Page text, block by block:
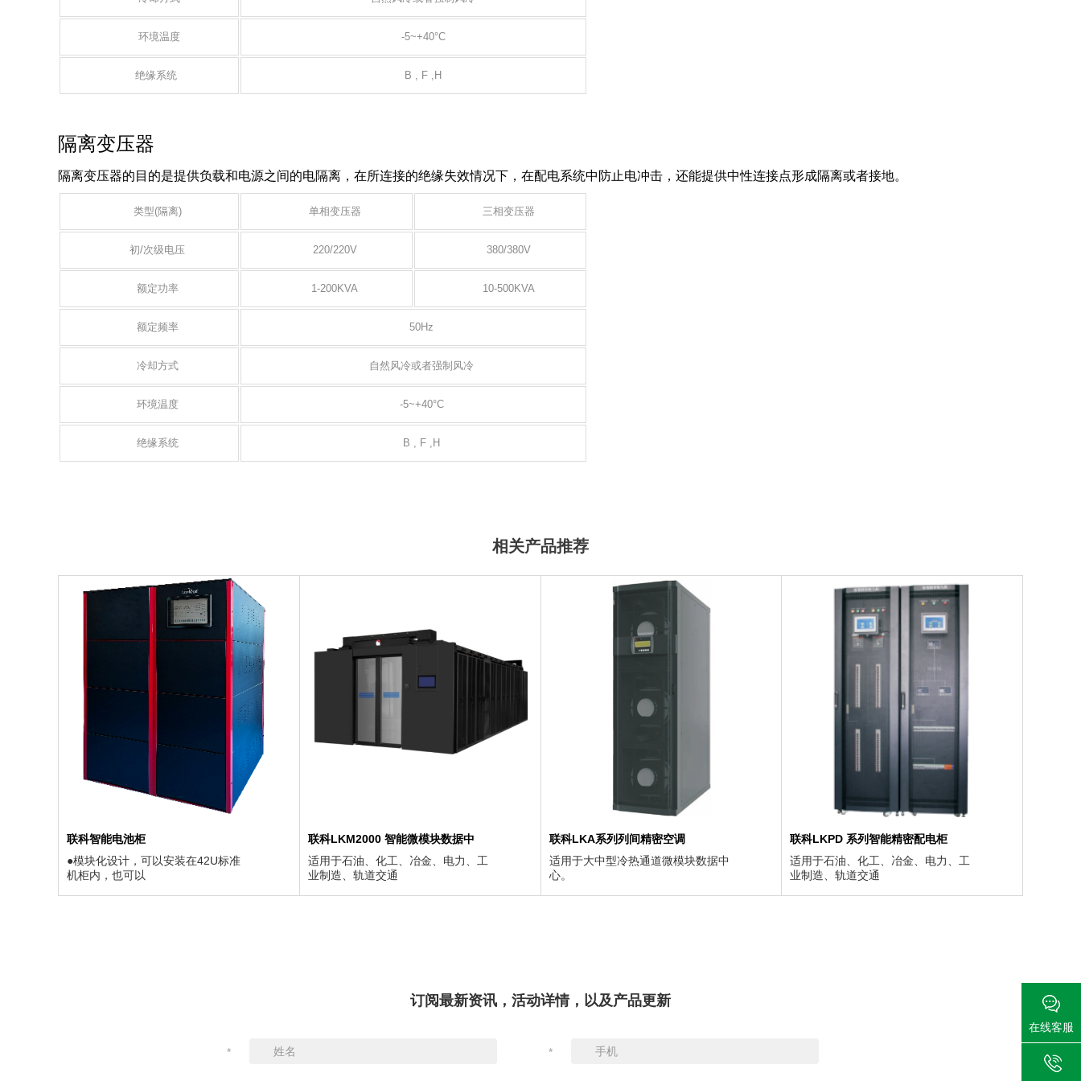
环境温度 -5~+40°C
绝缘系统 B , F ,H
隔离变压器
隔离变压器的目的是提供负载和电源之间的电隔离，在所连接的绝缘失效情况下，在配电系统中防止电冲击，还能提供中性连接点形成隔离或者接地。
类型(隔离) 单相变压器 三相变压器
初/次级电压 220/220V 380/380V
额定功率 1-200KVA 10-500KVA
额定频率 50Hz
冷却方式 自然风冷或者强制风冷
环境温度 -5~+40°C
绝缘系统 B , F ,H
相关产品推荐
联科智能电池柜
●模块化设计，可以安装在42U标准
机柜内，也可以
联科LKM2000 智能微模块数据中
适用于石油、化工、冶金、电力、工
业制造、轨道交通
联科LKA系列列间精密空调
适用于大中型冷热通道微模块数据中
心。
联科LKPD 系列智能精密配电柜
适用于石油、化工、冶金、电力、工
业制造、轨道交通
订阅最新资讯，活动详情，以及产品更新
* *
在线客服